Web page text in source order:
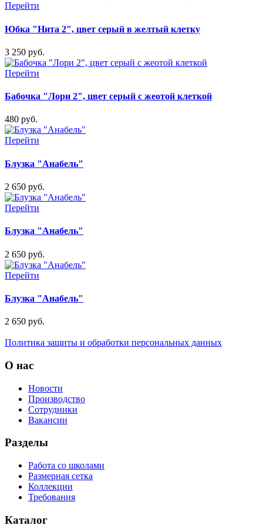
Перейти
Юбка "Нита 2", цвет серый в желтый клетку
3 250 руб.
Перейти
Бабочка "Лори 2", цвет серый с жеотой клеткой
480 руб.
Перейти
Блузка "Анабель"
2 650 руб.
Перейти
Блузка "Анабель"
2 650 руб.
Перейти
Блузка "Анабель"
2 650 руб.
Политика защиты и обработки персональных данных
О нас
Новости
Производство
Сотрудники
Вакансии
Разделы
Работа со школами
Размерная сетка
Коллекции
Требования
Каталог